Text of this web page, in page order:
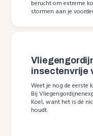
berucht om extreme
stormen aan je
insectenvrije
Weet je nog de eerste
Bij
Koel, want het is dé
houdt.